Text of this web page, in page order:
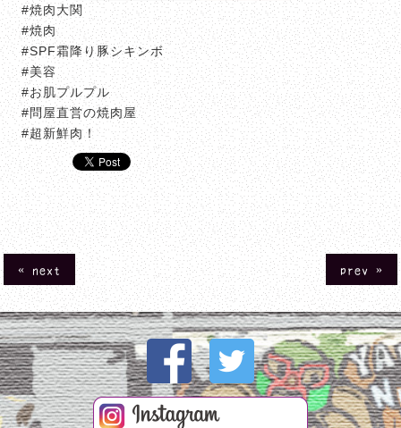
#焼肉大関
#焼肉
#SPF霜降り豚シキンボ
#美容
#お肌プルプル
#問屋直営の焼肉屋
#超新鮮肉！
« next prev »